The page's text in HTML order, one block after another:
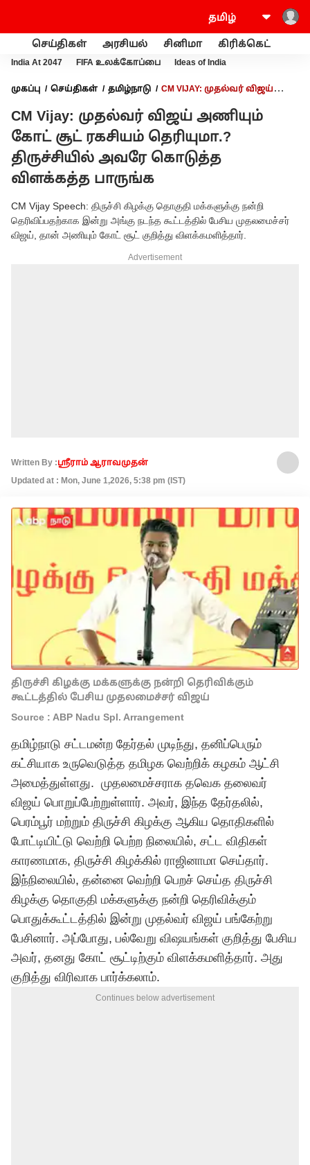
செய்திகள் அரசியல் சினிமா கிரிக்கெட்
India At 2047 FIFA உலக்கோப்பை Ideas of India
முகப்பு செய்திகள் தமிழ்நாடு
CM VIJAY: முதல்வர் விஜய்
கொடுத்த விளக்கத்த பாருங்க
CM Vijay: முதல்வர் விஜய் அணியும்
கோட் சூட் ரகசியம் தெரியுமா.?
திருச்சியில் அவரே கொடுத்த
விளக்கத்த பாருங்க
CM Vijay Speech: திருச்சி கிழக்கு தொகுதி மக்களுக்கு நன்றி
தெரிவிப்பதற்காக இன்று அங்கு நடந்த கூட்டத்தில் பேசிய முதலமைச்சர்
விஜய், தான் அணியும் கோட் சூட் குறித்து விளக்கமளித்தார்.
Advertisement
Written By :ஸ்ரீராம் ஆராவமுதன்
Updated at : Mon, June 1,2026, 5:38 pm (IST)
திருச்சி கிழக்கு மக்களுக்கு நன்றி தெரிவிக்கும்
கூட்டத்தில் பேசிய முதலமைச்சர் விஜய்
Source : ABP Nadu Spl. Arrangement
தமிழ்நாடு சட்டமன்ற தேர்தல் முடிந்து, தனிப்பெரும்
கட்சியாக உருவெடுத்த தமிழக வெற்றிக் கழகம் ஆட்சி
அமைத்துள்ளது. முதலமைச்சராக தவெக தலைவர்
விஜய் பொறுப்பேற்றுள்ளார். அவர், இந்த தேர்தலில்,
பெரம்பூர் மற்றும் திருச்சி கிழக்கு ஆகிய தொதிகளில்
போட்டியிட்டு வெற்றி பெற்ற நிலையில், சட்ட விதிகள்
காரணமாக, திருச்சி கிழக்கில் ராஜினாமா செய்தார்.
இந்நிலையில், தன்னை வெற்றி பெறச் செய்த திருச்சி
கிழக்கு தொகுதி மக்களுக்கு நன்றி தெரிவிக்கும்
பொதுக்கூட்டத்தில் இன்று முதல்வர் விஜய் பங்கேற்று
பேசினார். அப்போது, பல்வேறு விஷயங்கள் குறித்து பேசிய
அவர், தனது கோட் சூட்டிற்கும் விளக்கமளித்தார். அது
குறித்து விரிவாக பார்க்கலாம்.
Continues below advertisement